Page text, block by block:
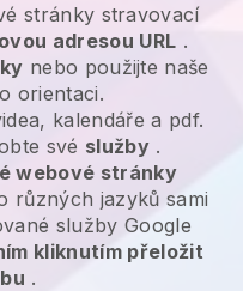
stránky stravovací
adresou URL .
nebo použijte naše
orientaci.
kalendáře a pdf.
své služby.
webové stránky
různých jazyků sami
služby Google
kliknutím přeložit
.